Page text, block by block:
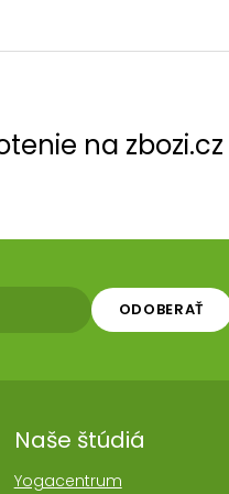
na zbozi.cz
ODOBERAŤ
Naše štúdiá
Yogacentrum